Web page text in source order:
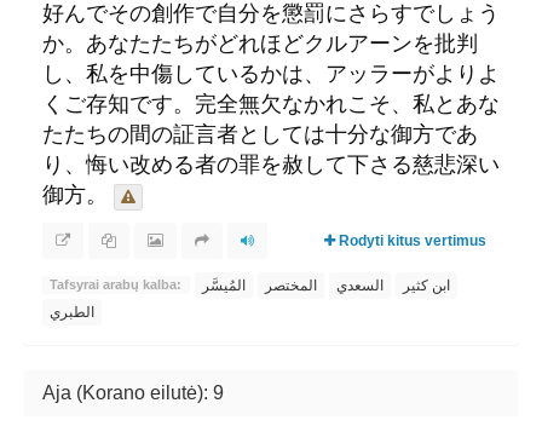
好んでその創作で自分を懲罰にさらすでしょう
か。あなたたちがどれほどクルアーンを批判
し、私を中傷しているかは、アッラーがよりよ
くご存知です。完全無欠なかれこそ、私とあな
たたちの間の証言者としては十分な御方であ
り、悔い改める者の罪を赦して下さる慈悲深い
御方。
Rodyti kitus vertimus
Tafsyrai arabų kalba: المُيسَّر المختصر السعدي
ابن كثير
الطبري
Aja (Korano eilutė): 9